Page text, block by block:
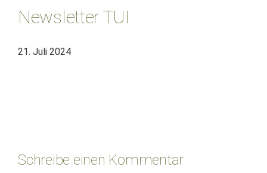
Newsletter TUI
21. Juli 2024
Interaktionen
Schreibe einen Kommentar